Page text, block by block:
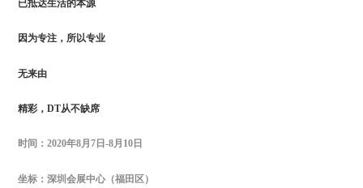
已抵达生活的本源
因为专注，所以专业
无来由
精彩，DT从不缺席
时间：2020年8月7日-8月10日
坐标：深圳会展中心（福田区）